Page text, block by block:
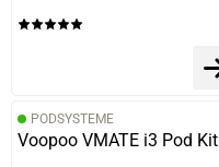
PODSYSTEME
Voopoo VMATE i3 Pod Kit